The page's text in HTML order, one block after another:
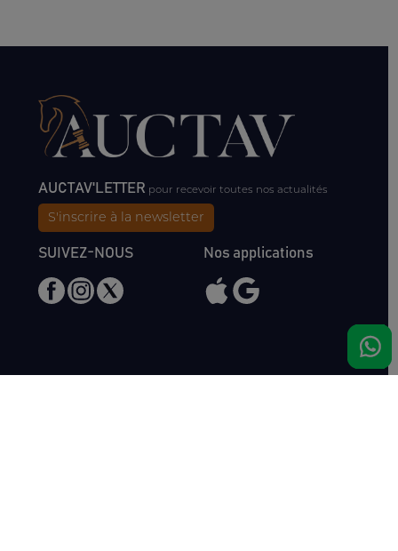
AUCTAV'LETTER pour recevoir toutes nos actualités
S'inscrire à la newsletter
SUIVEZ-NOUS Nos applications